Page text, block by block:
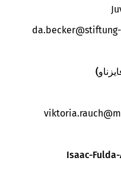
da.becker
viktoria.rauch